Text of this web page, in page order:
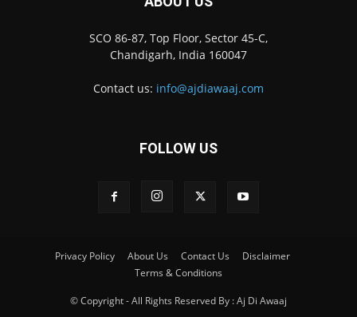
SCO 86-87, Top Floor, Sector 45-C,
Chandigarh, India 160047
Contact us: info@ajdiawaaj.com
FOLLOW US
Privacy Policy About Us Contact Us
Disclaimer
Terms & Conditions
© Copyright - All Rights Reserved By : Aj Di Awaaj